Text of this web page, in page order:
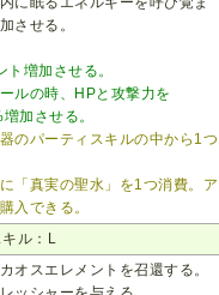
させる。
増加させる。
ルの時、HPと攻撃力を
加させる。
のパーティスキルの中から1つ
「真実の聖水」を1つ消費。ア
入できる。
ル：L
オスエレメントを召還する。